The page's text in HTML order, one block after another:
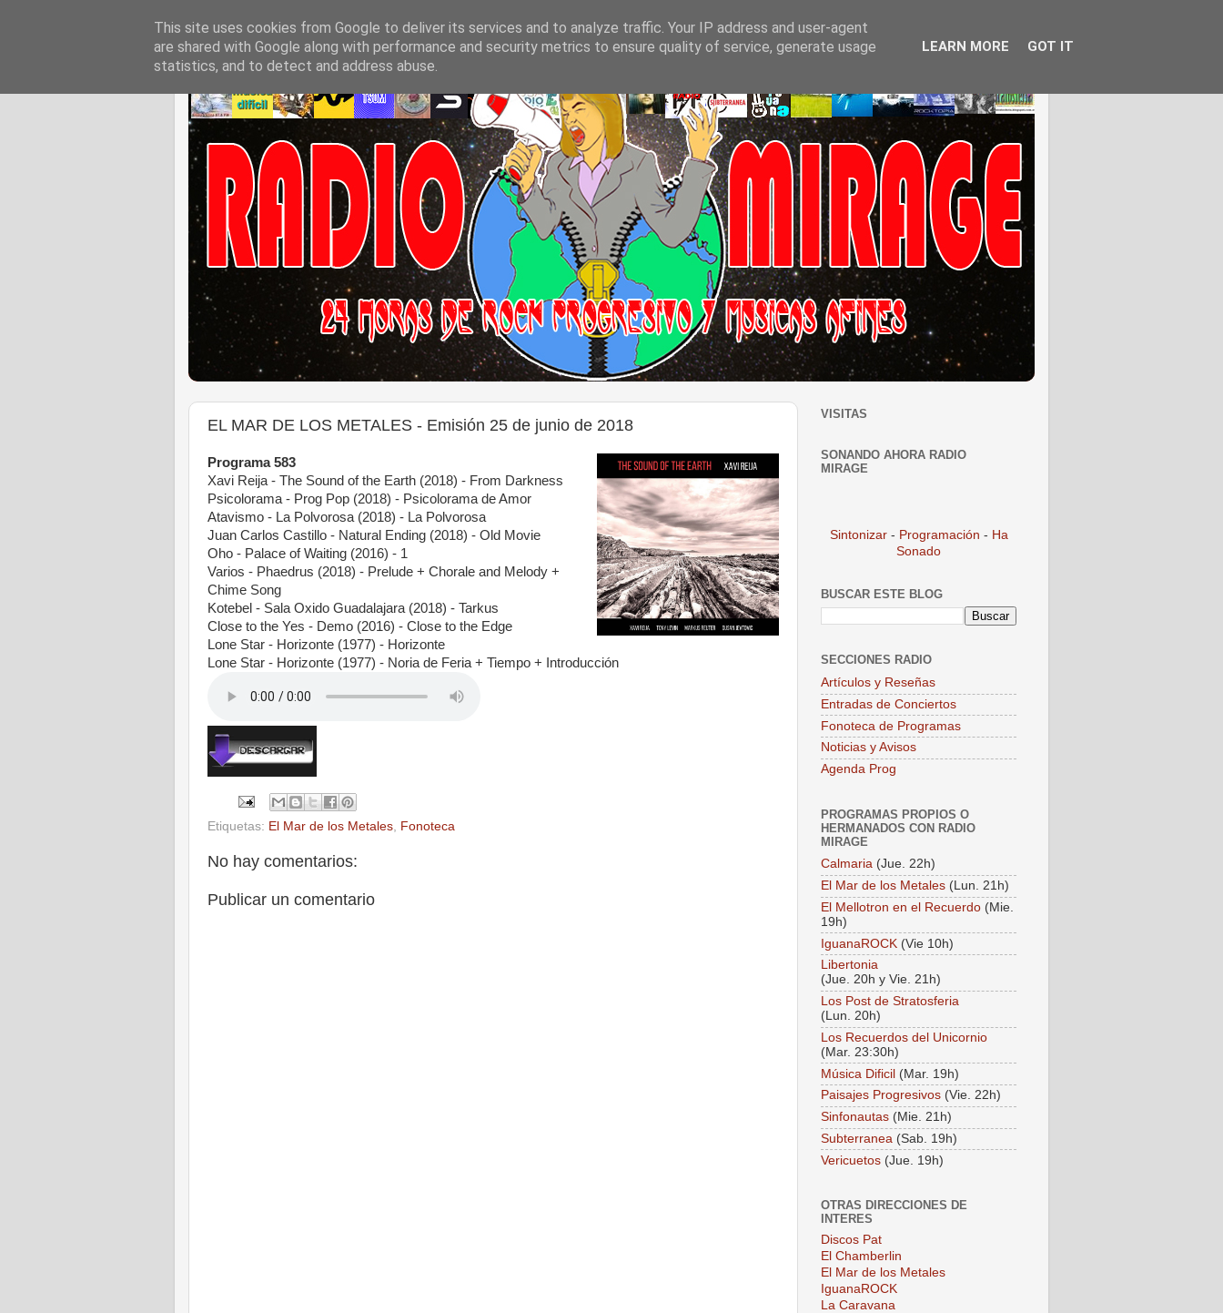
EL MAR DE LOS METALES - Emisión 25 de junio de 2018
Programa 583
Xavi Reija - The Sound of the Earth (2018) - From Darkness
Psicolorama - Prog Pop (2018) - Psicolorama de Amor
Atavismo - La Polvorosa (2018) - La Polvorosa
Juan Carlos Castillo - Natural Ending (2018) - Old Movie
Oho - Palace of Waiting (2016) - 1
Varios - Phaedrus (2018) - Prelude + Chorale and Melody +
Chime Song
Kotebel - Sala Oxido Guadalajara (2018) - Tarkus
Close to the Yes - Demo (2016) - Close to the Edge
Lone Star - Horizonte (1977) - Horizonte
Lone Star - Horizonte (1977) - Noria de Feria + Tiempo + Introducción
Etiquetas: El Mar de los Metales, Fonoteca
No hay comentarios:
Publicar un comentario
VISITAS
SONANDO AHORA RADIO
MIRAGE
Sintonizar - Programación - Ha
Sonado
BUSCAR ESTE BLOG
SECCIONES RADIO
Artículos y Reseñas
Entradas de Conciertos
Fonoteca de Programas
Noticias y Avisos
Agenda Prog
PROGRAMAS PROPIOS O
HERMANADOS CON RADIO
MIRAGE
Calmaria (Jue. 22h)
El Mar de los Metales (Lun. 21h)
El Mellotron en el Recuerdo (Mie.
19h)
IguanaROCK (Vie 10h)
Libertonia
(Jue. 20h y Vie. 21h)
Los Post de Stratosferia
(Lun. 20h)
Los Recuerdos del Unicornio
(Mar. 23:30h)
Música Dificil (Mar. 19h)
Paisajes Progresivos (Vie. 22h)
Sinfonautas (Mie. 21h)
Subterranea (Sab. 19h)
Vericuetos (Jue. 19h)
OTRAS DIRECCIONES DE
INTERES
Discos Pat
El Chamberlin
El Mar de los Metales
IguanaROCK
La Caravana
This site uses cookies from Google to deliver its services and to analyze traffic. Your IP address and user-agent
are shared with Google along with performance and security metrics to ensure quality of service, generate usage
statistics, and to detect and address abuse.
LEARN MORE GOT IT